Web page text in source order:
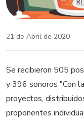
21 de Abril de 2020
Se recibieron 505
y 396 sonoros "Con
proyectos,
proponentes